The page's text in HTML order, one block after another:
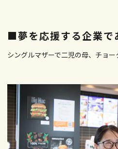
■夢を応援する企業で
シングルマザーで二児の母、チョー